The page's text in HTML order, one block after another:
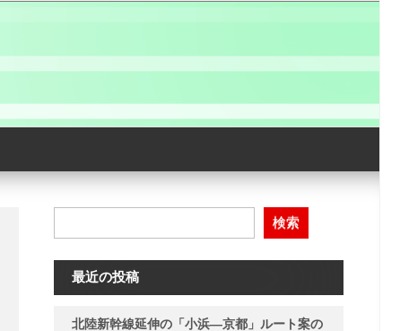
検索
最近の投稿
北陸新幹線延伸の「小浜―京都」ルート案の